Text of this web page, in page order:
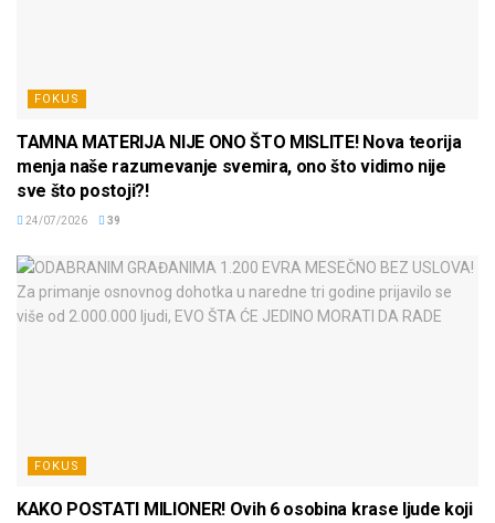
FOKUS
TAMNA MATERIJA NIJE ONO ŠTO MISLITE! Nova teorija
menja naše razumevanje svemira, ono što vidimo nije
sve što postoji?!
24/07/2026 39
FOKUS
KAKO POSTATI MILIONER! Ovih 6 osobina krase ljude koji